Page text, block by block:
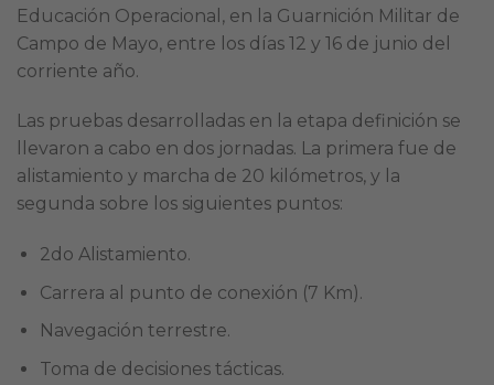
Educación Operacional, en la Guarnición Militar de
Campo de Mayo, entre los días 12 y 16 de junio del
corriente año.
Las pruebas desarrolladas en la etapa definición se
llevaron a cabo en dos jornadas. La primera fue de
alistamiento y marcha de 20 kilómetros, y la
segunda sobre los siguientes puntos:
2do Alistamiento.
Carrera al punto de conexión (7 Km).
Navegación terrestre.
Toma de decisiones tácticas.